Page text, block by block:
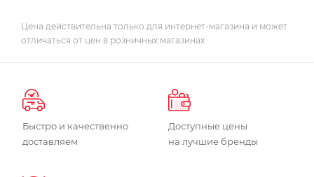
Цена действительна только для интернет-магазина и может
отличаться от цен в розничных магазинах
Быстро и качественно
доставляем
Доступные цены
на лучшие бренды